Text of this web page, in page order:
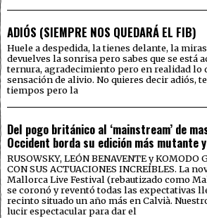
ADIÓS (SIEMPRE NOS QUEDARÁ EL FIB)
Huele a despedida, la tienes delante, la
devuelves la sonrisa pero sabes que se está
ternura, agradecimiento pero en realidad lo
sensación de alivio. No quieres decir adiós,
tiempos pero la
Del pogo británico al ‘mainstream’ de
Occident borda su edición más mutante
RUSOWSKY, LEÓN BENAVENTE y KOMODO
CON SUS ACTUACIONES INCREÍBLES. La
Mallorca Live Festival (rebautizado como
se coronó y reventó todas las expectativas
recinto situado un año más en Calvià.
lucir espectacular para dar el